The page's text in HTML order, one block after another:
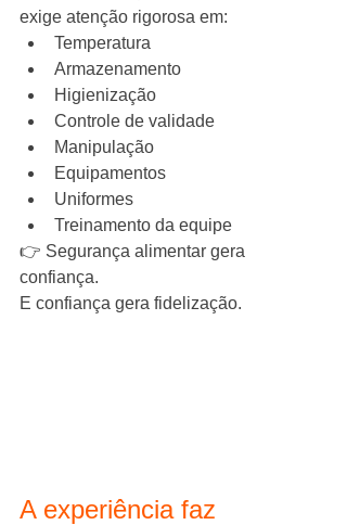
exige atenção rigorosa em:
Temperatura
Armazenamento
Higienização
Controle de validade
Manipulação
Equipamentos
Uniformes
Treinamento da equipe
👉 Segurança alimentar gera
confiança.
E confiança gera fidelização.
A experiência faz